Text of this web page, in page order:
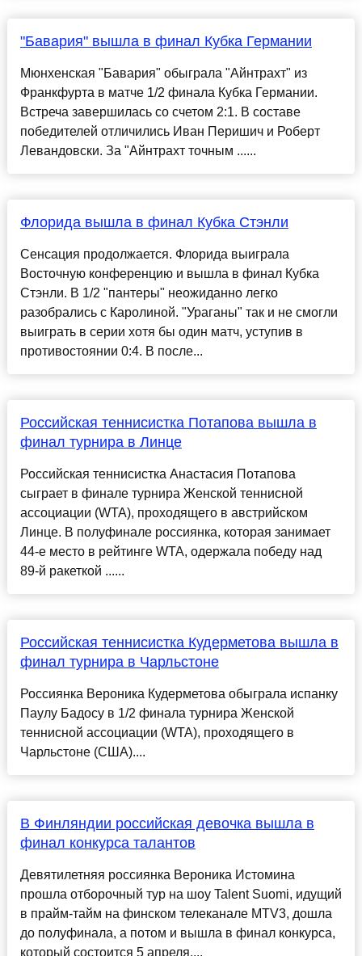
"Бавария" вышла в финал Кубка Германии
Мюнхенская "Бавария" обыграла "Айнтрахт" из
Франкфурта в матче 1/2 финала Кубка Германии.
Встреча завершилась со счетом 2:1. В составе
победителей отличились Иван Перишич и Роберт
Левандовски. За "Айнтрахт точным ......
Флорида вышла в финал Кубка Стэнли
Сенсация продолжается. Флорида выиграла
Восточную конференцию и вышла в финал Кубка
Стэнли. В 1/2 "пантеры" неожиданно легко
разобрались с Каролиной. "Ураганы" так и не смогли
выиграть в серии хотя бы один матч, уступив в
противостоянии 0:4. В после...
Российская теннисистка Потапова вышла в
финал турнира в Линце
Российская теннисистка Анастасия Потапова
сыграет в финале турнира Женской теннисной
ассоциации (WTA), проходящего в австрийском
Линце. В полуфинале россиянка, которая занимает
44-е место в рейтинге WTA, одержала победу над
89-й ракеткой ......
Российская теннисистка Кудерметова вышла в
финал турнира в Чарльстоне
Россиянка Вероника Кудерметова обыграла испанку
Паулу Бадосу в 1/2 финала турнира Женской
теннисной ассоциации (WTA), проходящего в
Чарльстоне (США)....
В Финляндии российская девочка вышла в
финал конкурса талантов
Девятилетняя россиянка Вероника Истомина
прошла отборочный тур на шоу Talent Suomi, идущий
в прайм-тайм на финском телеканале MTV3, дошла
до полуфинала, а потом и вышла в финал конкурса,
который состоится 5 апреля....